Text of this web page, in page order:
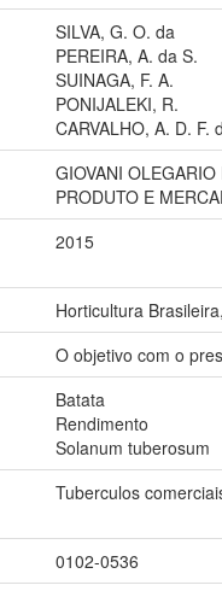
SILVA, G. O. da
PEREIRA, A. da S.
SUINAGA, F. A.
PONIJALEKI, R.
CARVALHO, A. D. F.
GIOVANI
PRODUTO E
2015
Horticultura
O objetivo com o
Batata
Rendimento
Solanum tuberosum
Tuberculos
0102-0536